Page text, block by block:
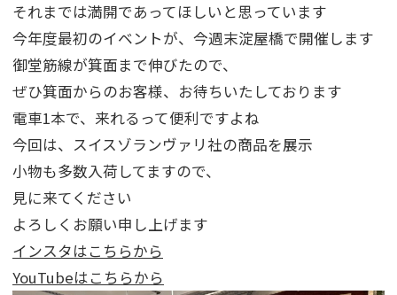
それまでは満開であってほしいと思っています
今年度最初のイベントが、今週末淀屋橋で開催します
御堂筋線が箕面まで伸びたので、
ぜひ箕面からのお客様、お待ちいたしております
電車1本で、来れるって便利ですよね
今回は、スイスゾランヴァリ社の商品を展示
小物も多数入荷してますので、
見に来てください
よろしくお願い申し上げます
インスタはこちらから
YouTubeはこちらから